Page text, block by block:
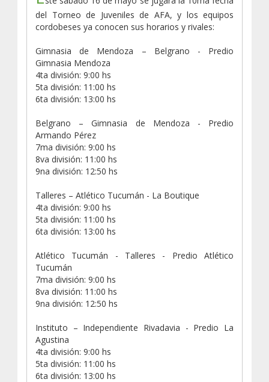
del Torneo de Juveniles de AFA, y los equipos
cordobeses ya conocen sus horarios y rivales:
Gimnasia de Mendoza – Belgrano - Predio
Gimnasia Mendoza
​4ta división: 9:00 hs
​5ta división: 11:00 hs
​6ta división: 13:00 hs
Belgrano – Gimnasia de Mendoza - Predio
Armando Pérez
​7ma división: 9:00 hs
​8va división: 11:00 hs
​9na división: 12:50 hs
Talleres – Atlético Tucumán - La Boutique
​4ta división: 9:00 hs
​5ta división: 11:00 hs
​6ta división: 13:00 hs
Atlético Tucumán - Talleres - Predio Atlético
Tucumán
​7ma división: 9:00 hs
​8va división: 11:00 hs
​9na división: 12:50 hs
Instituto – Independiente Rivadavia - Predio La
Agustina
​4ta división: 9:00 hs
​5ta división: 11:00 hs
​6ta división: 13:00 hs